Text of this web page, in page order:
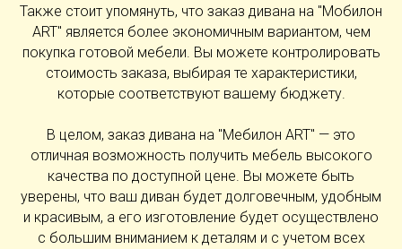
Также стоит упомянуть, что заказ дивана на "Мобилон
ART" является более экономичным вариантом, чем
покупка готовой мебели. Вы можете контролировать
стоимость заказа, выбирая те характеристики,
которые соответствуют вашему бюджету.
В целом, заказ дивана на "Мебилон ART" — это
отличная возможность получить мебель высокого
качества по доступной цене. Вы можете быть
уверены, что ваш диван будет долговечным, удобным
и красивым, а его изготовление будет осуществлено
с большим вниманием к деталям и с учетом всех